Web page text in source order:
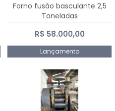
Forno fusão basculante 2,5
Toneladas
R$ 58.000,00
Lançamento